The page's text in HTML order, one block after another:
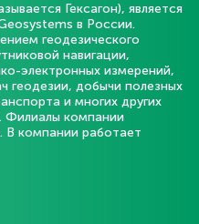
Гексагон), является
в России.
геодезического
навигации,
электронных измерений,
геодезии, добычи полезных
и многих других
Филиалы компании
В компании работает